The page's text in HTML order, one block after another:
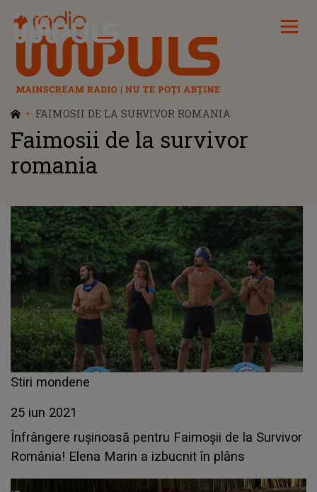
Radio Impuls
FAIMOSII DE LA SURVIVOR ROMANIA
Faimosii de la survivor
romania
Stiri mondene
25 iun 2021
Înfrângere rușinoasă pentru Faimoșii de la Survivor
România! Elena Marin a izbucnit în plâns